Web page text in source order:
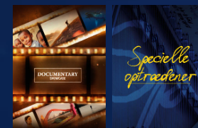
UDFORSK
SERIEN
SE